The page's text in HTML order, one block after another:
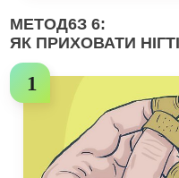
МЕТОД6З 6:
ЯК ПРИХОВАТИ